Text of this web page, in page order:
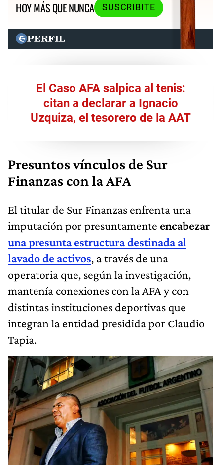
HOY MÁS QUE NUNCA
SUSCRIBITE
El Caso AFA salpica al tenis:
citan a declarar a Ignacio
Uzquiza, el tesorero de la AAT
Presuntos vínculos de Sur
Finanzas con la AFA
El titular de Sur Finanzas enfrenta una
imputación por presuntamente encabezar
una presunta estructura destinada al
lavado de activos, a través de una
operatoria que, según la investigación,
mantenía conexiones con la AFA y con
distintas instituciones deportivas que
integran la entidad presidida por Claudio
Tapia.